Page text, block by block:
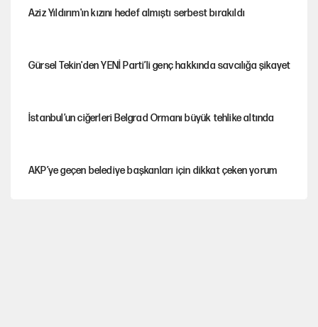
Aziz Yıldırım'ın kızını hedef almıştı serbest bırakıldı
Gürsel Tekin'den YENİ Parti’li genç hakkında savcılığa şikayet
İstanbul’un ciğerleri Belgrad Ormanı büyük tehlike altında
AKP’ye geçen belediye başkanları için dikkat çeken yorum